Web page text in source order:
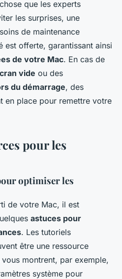
que les experts
les surprises, une
de maintenance
est offerte, garantissant ainsi
de votre Mac. En cas de
vide ou des
du démarrage, des
en place pour remettre votre
pour les
optimiser les
de votre Mac, il est
astuces pour
. Les tutoriels
être une ressource
montrent, par exemple,
système pour